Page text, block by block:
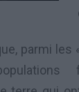
parmi les